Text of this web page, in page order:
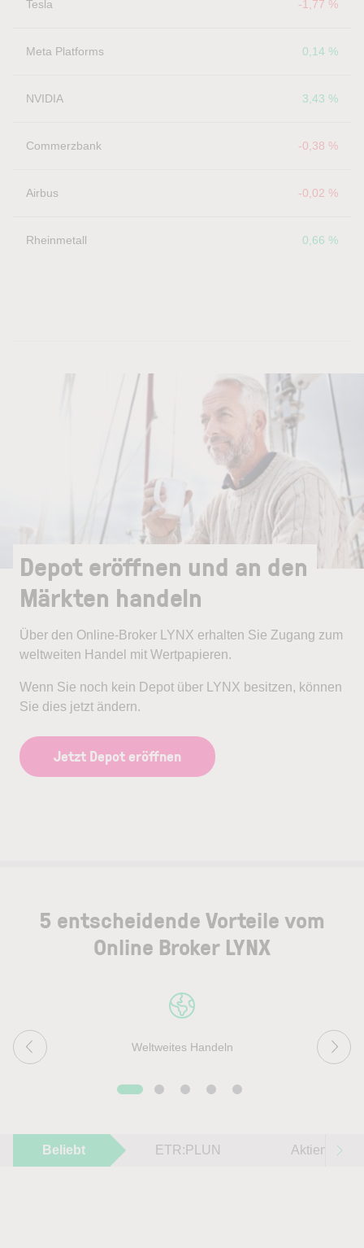
Tesla -1,77 %
Meta Platforms 0,14 %
NVIDIA 3,43 %
Commerzbank -0,38 %
Airbus -0,02 %
Rheinmetall 0,66 %
Depot eröffnen und an den
Märkten handeln
Über den Online-Broker LYNX erhalten Sie Zugang zum
weltweiten Handel mit Wertpapieren.
Wenn Sie noch kein Depot über LYNX besitzen, können
Sie dies jetzt ändern.
Jetzt Depot eröffnen
5 entscheidende Vorteile vom
Online Broker LYNX
Weltweites Handeln
Beliebt ETR:PLUN Aktien im